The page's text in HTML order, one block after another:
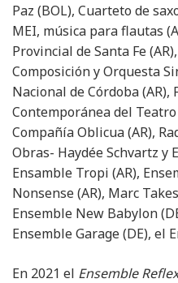
Paz (BOL), Cuarteto de
MEI, música para flautas
Provincial de Santa Fe
Composición y Orquesta
Nacional de Córdoba (AR),
Contemporánea del
Compañía Oblicua (AR),
Obras- Haydée Schvartz y
Ensamble Tropi (AR),
Nonsense (AR), Marc
Ensemble New Babylon
Ensemble Garage (DE), el
En 2021 el Ensemble